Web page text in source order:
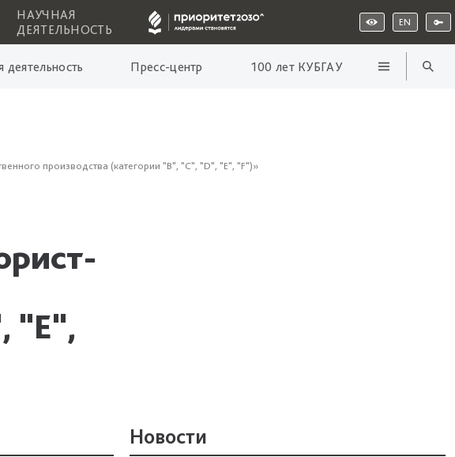
НАУЧНАЯ
ДЕЯТЕЛЬНОСТЬ
EN
Пресс-центр 100 лет КУБГАУ
производства (категории "В", "C", "D", "E", "F")»
"E",
Новости